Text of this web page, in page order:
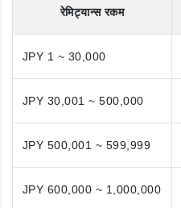
रेमिट्यान्स रकम
JPY 1 ~ 30,000
JPY 30,001 ~ 500,000
JPY 500,001 ~ 599,999
JPY 600,000 ~ 1,000,000